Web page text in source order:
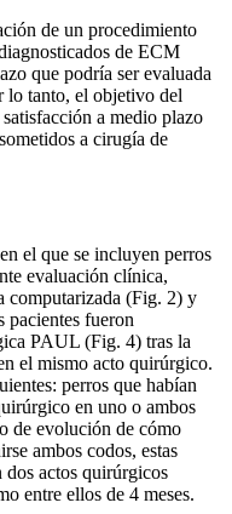
de un procedimiento
de ECM
que podría ser evaluada
lo tanto, el objetivo del
a medio plazo
a cirugía de
el que se incluyen perros
evaluación clínica,
computarizada (Fig. 2) y
pacientes fueron
PAUL (Fig. 4) tras la
el mismo acto quirúrgico.
perros que habían
en uno o ambos
de evolución de cómo
ambos codos, estas
dos actos quirúrgicos
entre ellos de 4 meses.